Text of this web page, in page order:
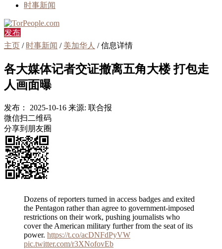
时事新闻
发布
主页 / 时事新闻 / 美加华人 / 信息详情
各大媒体记者交证撤离五角大楼 打包走
人画面曝
发布： 2025-10-16 来源: 联合报
微信扫二维码
分享到朋友圈
Dozens of reporters turned in access badges and exited
the Pentagon rather than agree to government-imposed
restrictions on their work, pushing journalists who
cover the American military further from the seat of its
power. https://t.co/acDNFdPyVW
pic.twitter.com/r3XNofovEb